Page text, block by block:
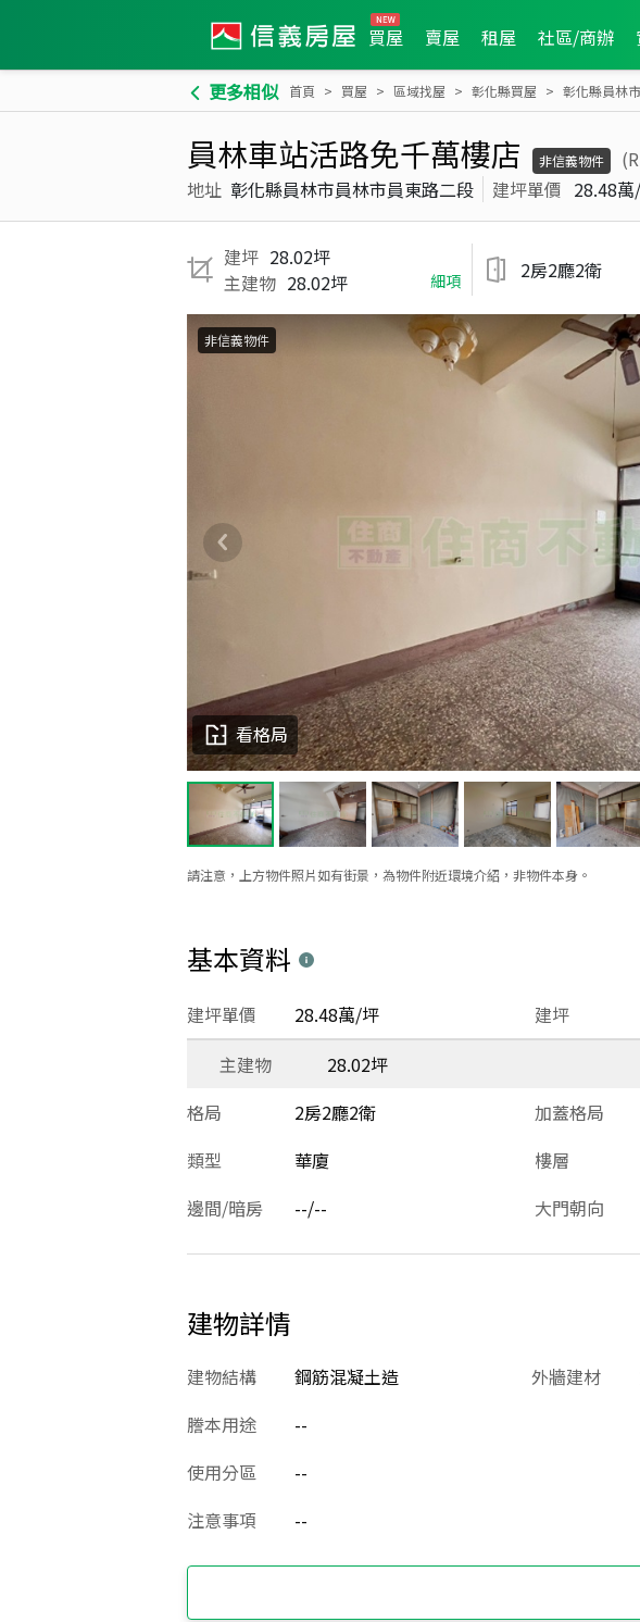
買屋 賣屋 租屋 社區/商辦
更多相似 首頁 買屋 區域找屋 彰化縣買屋 彰化縣員林
員林車站活路免千萬樓店 非信義物件
地址 彰化縣員林市員林市員東路二段 建坪單價 28.48
建坪 28.02坪
主建物 28.02坪 細項 2房2廳2衛
請注意，上方物件照片如有街景，為物件附近環境介紹，非物件本身。
看格局
非信義物件
基本資料
建坪
建坪單價 28.48萬/坪
主建物
28.02坪
格局
2房2廳2衛 加蓋格局
類型
華廈 樓層
邊間/暗房
--/-- 大門朝向
建物詳情
建物結構 鋼筋混凝土造 外牆建材
謄本用途
--
使用分區
--
注意事項
--